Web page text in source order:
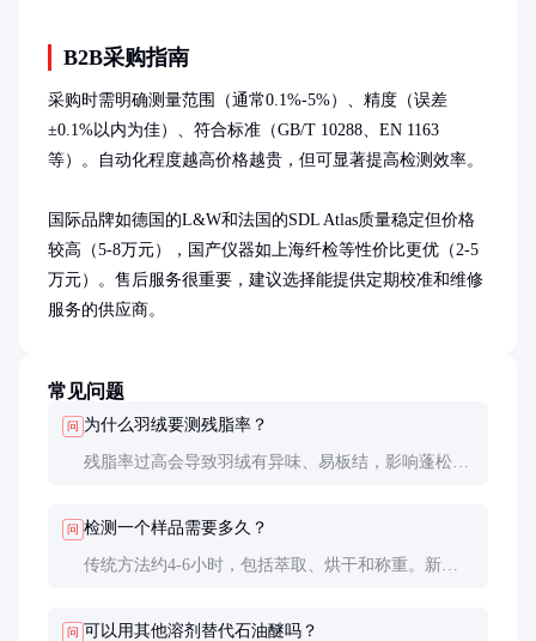
B2B采购指南
采购时需明确测量范围（通常0.1%-5%）、精度（误差
±0.1%以内为佳）、符合标准（GB/T 10288、EN 1163
等）。自动化程度越高价格越贵，但可显著提高检测效率。
国际品牌如德国的L&W和法国的SDL Atlas质量稳定但价格
较高（5-8万元），国产仪器如上海纤检等性价比更优（2-5
万元）。售后服务很重要，建议选择能提供定期校准和维修
服务的供应商。
常见问题
问 为什么羽绒要测残脂率？
残脂率过高会导致羽绒有异味、易板结，影响蓬松度
问 检测一个样品需要多久？
传统方法约4-6小时，包括萃取、烘干和称重。新型
问 可以用其他溶剂替代石油醚吗？